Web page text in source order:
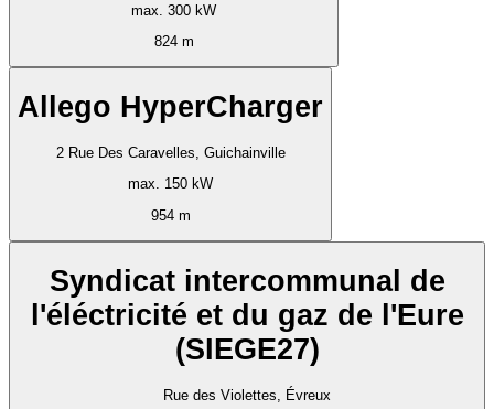
max. 300 kW
824 m
Allego HyperCharger
2 Rue Des Caravelles, Guichainville
max. 150 kW
954 m
Syndicat intercommunal de
l'éléctricité et du gaz de l'Eure
(SIEGE27)
Rue des Violettes, Évreux